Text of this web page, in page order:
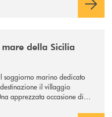
della Sicilia
soggiorno marino dedicato
il villaggio
apprezzata occasione di